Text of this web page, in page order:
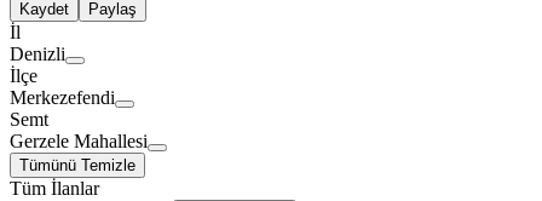
Kaydet
Paylaş
İl
Denizli
İlçe
Merkezefendi
Semt
Gerzele Mahallesi
Tümünü Temizle
Tüm İlanlar